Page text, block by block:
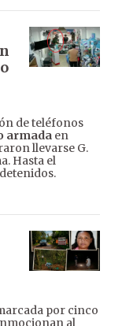
de teléfonos
armada en
llevarse G.
Hasta el
por cinco
al